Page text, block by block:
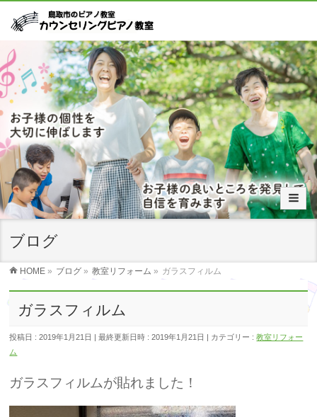
ブログ
HOME » ブログ » 教室リフォーム » ガラスフィルム
ガラスフィルム
投稿日 : 2019年1月21日 最終更新日時 : 2019年1月21日 カテゴリー :教室リフォー
ム
ガラスフィルムが貼れました！